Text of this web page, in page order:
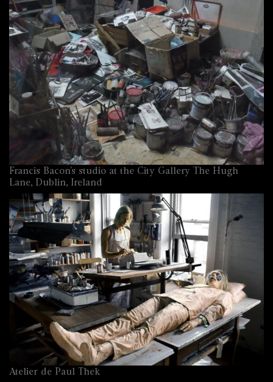
Francis Bacon’s studio at the City Gallery The Hugh
Lane, Dublin, Ireland
Atelier de Paul Thek